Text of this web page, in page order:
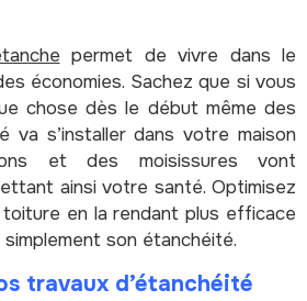
permet de vivre dans le
économies. Sachez que si vous
chose dès le début même des
va s’installer dans votre maison
et des moisissures vont
ainsi votre santé. Optimisez
en la rendant plus efficace
son étanchéité.
travaux d’étanchéité